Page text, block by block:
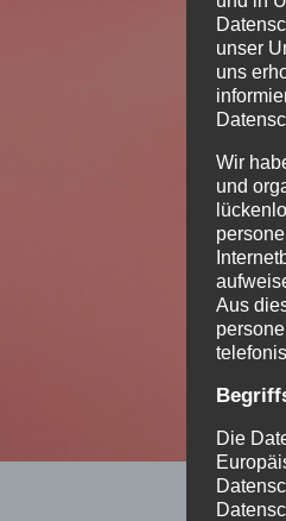
unser
uns
Wir
und
Aus
Die